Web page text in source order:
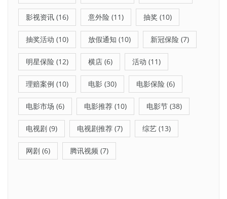
影视资讯 (16) 意外险 (11) 抽奖 (10)
抽奖活动 (10) 放假通知 (10) 新冠保险 (7)
明星保险 (12) 横店 (6) 活动 (11)
理赔案例 (10) 电影 (30) 电影保险 (6)
电影市场 (6) 电影推荐 (10) 电影节 (38)
电视剧 (9) 电视剧推荐 (7) 综艺 (13)
网剧 (6) 腾讯视频 (7)